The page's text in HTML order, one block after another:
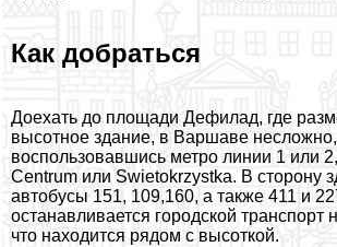
Как добраться
Доехать до площади Дефилад, где
высотное здание, в Варшаве несложно,
воспользовавшись метро линии 1 или
Centrum или Swietokrzystka. В сторону
автобусы 151, 109,160, а также 411 и
останавливается городской трaнcпорт
что находится рядом с высоткой.